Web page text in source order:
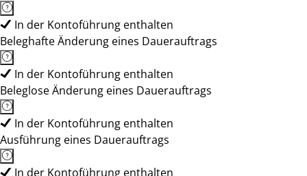
In der Kontoführung enthalten
Beleghafte Änderung eines Dauerauftrags
In der Kontoführung enthalten
Beleglose Änderung eines Dauerauftrags
In der Kontoführung enthalten
Ausführung eines Dauerauftrags
In der Kontoführung enthalten